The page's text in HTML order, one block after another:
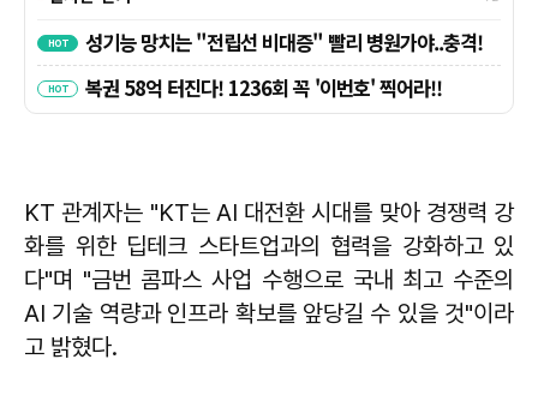
KT 관계자는 "KT는 AI 대전환 시대를 맞아 경쟁력 강
화를 위한 딥테크 스타트업과의 협력을 강화하고 있
다"며 "금번 콤파스 사업 수행으로 국내 최고 수준의
AI 기술 역량과 인프라 확보를 앞당길 수 있을 것"이라
고 밝혔다.